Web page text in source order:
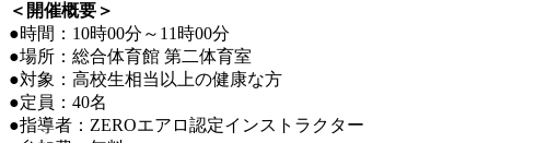
＜開催概要＞
●時間：10時00分～11時00分
●場所：総合体育館 第二体育室
●対象：高校生相当以上の健康な方
●定員：40名
●指導者：ZEROエアロ認定インストラクター